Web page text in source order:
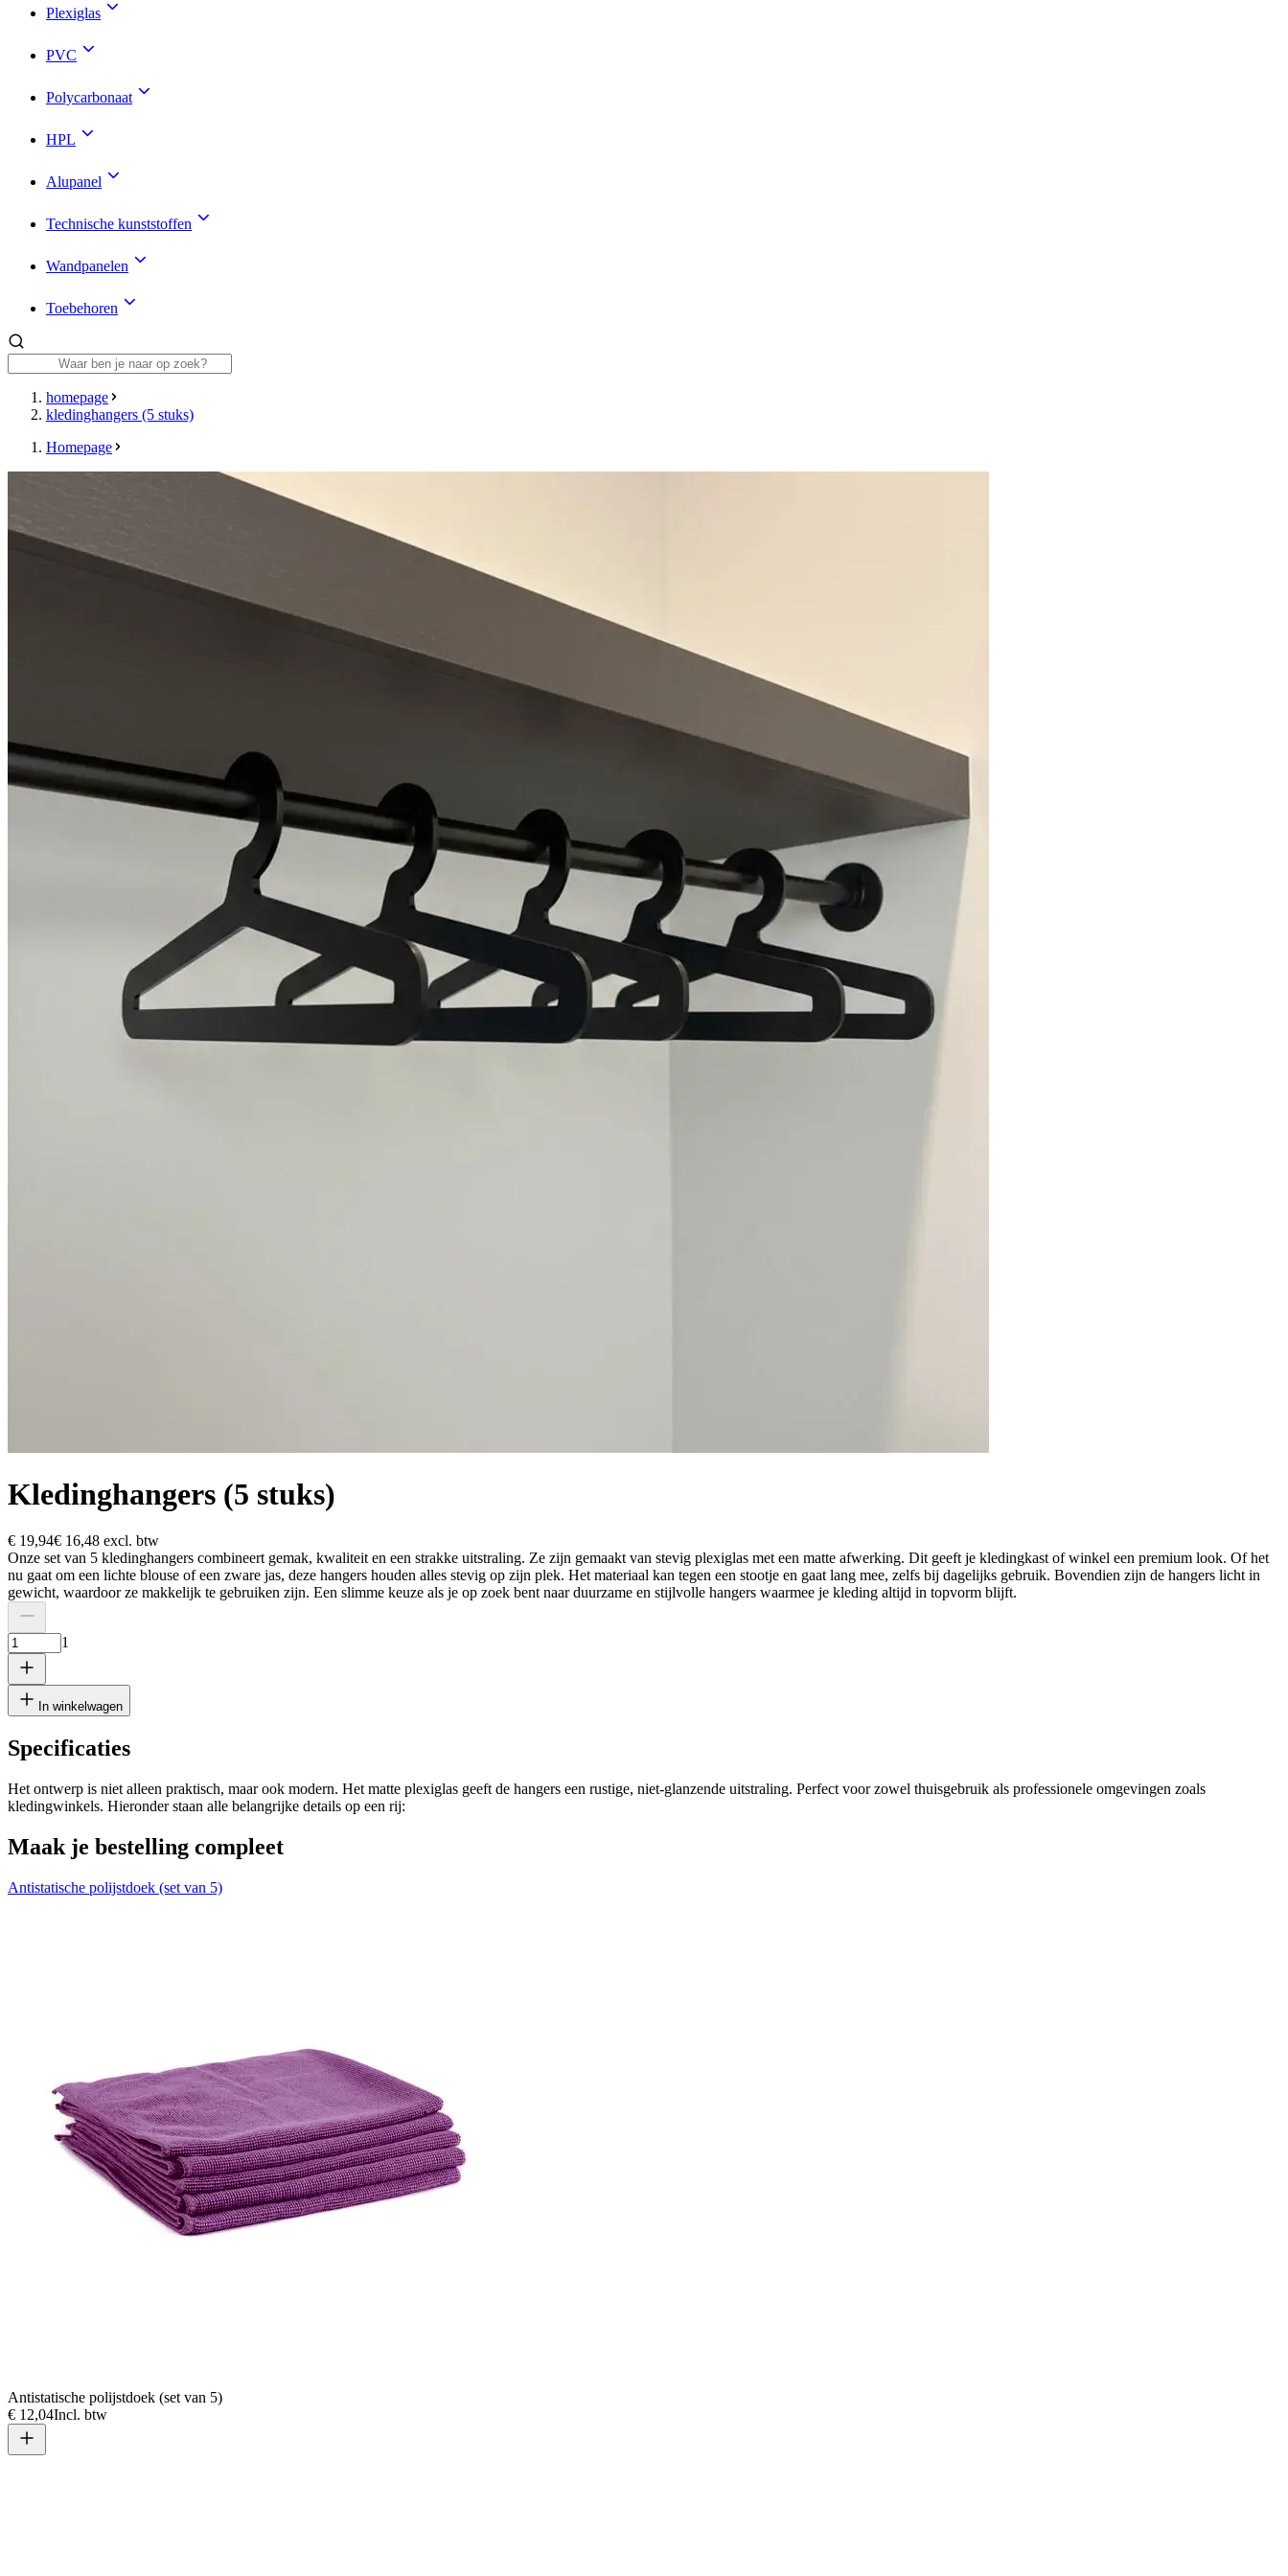
Plexiglas
PVC
Polycarbonaat
HPL
Alupanel
Technische kunststoffen
Wandpanelen
Toebehoren
homepage
kledinghangers (5 stuks)
Homepage
Kledinghangers (5 stuks)
€ 19,94€ 16,48 excl. btw
Onze set van 5 kledinghangers combineert gemak, kwaliteit en een strakke uitstraling. Ze zijn gemaakt van stevig plexiglas met een matte afwerking. Dit geeft je kledingkast of winkel een premium look. Of het
nu gaat om een lichte blouse of een zware jas, deze hangers houden alles stevig op zijn plek. Het materiaal kan tegen een stootje en gaat lang mee, zelfs bij dagelijks gebruik. Bovendien zijn de hangers licht in
gewicht, waardoor ze makkelijk te gebruiken zijn. Een slimme keuze als je op zoek bent naar duurzame en stijlvolle hangers waarmee je kleding altijd in topvorm blijft.
1
In winkelwagen
Specificaties
Het ontwerp is niet alleen praktisch, maar ook modern. Het matte plexiglas geeft de hangers een rustige, niet-glanzende uitstraling. Perfect voor zowel thuisgebruik als professionele omgevingen zoals
kledingwinkels. Hieronder staan alle belangrijke details op een rij:
Maak je bestelling compleet
Antistatische polijstdoek (set van 5)
Antistatische polijstdoek (set van 5)
€ 12,04Incl. btw